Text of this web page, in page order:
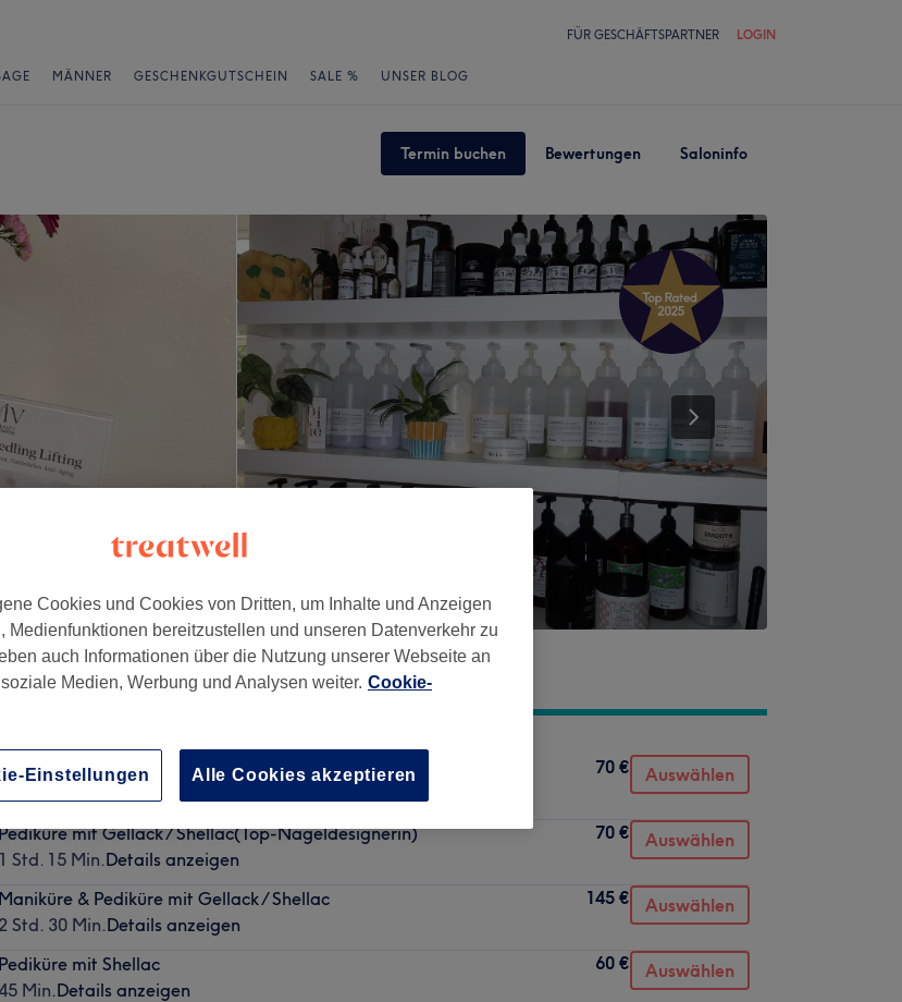
FÜR GESCHÄFTSPARTNER LOGIN
MÄNNER GESCHENKGUTSCHEIN SALE % UNSER BLOG
Termin buchen Bewertungen Saloninfo
mit Shellac(Top-Nageldesignerin)
70 € Auswählen
mit Gellack / Shellac(Top-Nageldesignerin)
1 Std. 15 Min.Details anzeigen
70 € Auswählen
Maniküre & Pediküre mit Gellack / Shellac
2 Std. 30 Min.Details anzeigen
145 € Auswählen
Pediküre mit Shellac
Min.Details anzeigen
60 € Auswählen
Cookies und Cookies von Dritten, um Inhalte und Anzeigen
Medienfunktionen bereitzustellen und unseren Datenverkehr zu
auch Informationen über die Nutzung unserer Webseite an
Medien, Werbung und Analysen weiter. Cookie-
Einstellungen Alle Cookies akzeptieren